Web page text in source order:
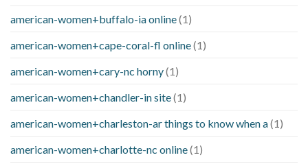
american-women+buffalo-ia online(1)
american-women+cape-coral-fl online(1)
american-women+cary-nc horny(1)
american-women+chandler-in site(1)
american-women+charleston-ar things to know when a(1)
american-women+charlotte-nc online(1)